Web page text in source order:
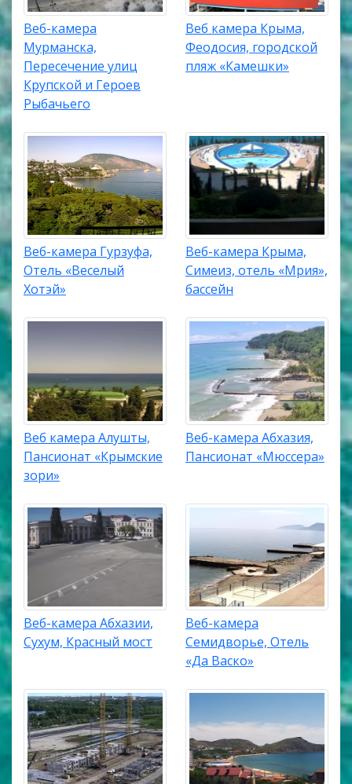
Веб-камера
Мурманска,
Пересечение улиц
Крупской и Героев
Рыбачьего
Веб камера Крыма,
Феодосия, городской
пляж «Камешки»
Веб-камера Гурзуфа,
Отель «Веселый
Хотэй»
Веб-камера Крыма,
Симеиз, отель «Мрия»,
бассейн
Веб камера Алушты,
Пансионат «Крымские
зори»
Веб-камера Абхазия,
Пансионат «Мюссера»
Веб-камера Абхазии,
Сухум, Красный мост
Веб-камера
Семидворье, Отель
«Да Васко»